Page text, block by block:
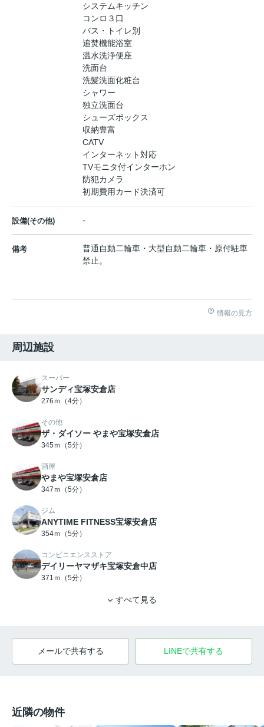
システムキッチン
コンロ３口
バス・トイレ別
追焚機能浴室
温水洗浄便座
洗面台
洗髪洗面化粧台
シャワー
独立洗面台
シューズボックス
収納豊富
CATV
インターネット対応
TVモニタ付インターホン
防犯カメラ
初期費用カード決済可
設備(その他) -
備考
普通自動二輪車・大型自動二輪車・原付駐車
禁止。
情報の見方
周辺施設
スーパー
サンディ宝塚安倉店
276ｍ（4分）
その他
ザ・ダイソー やまや宝塚安倉店
345ｍ（5分）
酒屋
やまや宝塚安倉店
347ｍ（5分）
ジム
ANYTIME FITNESS宝塚安倉店
354ｍ（5分）
コンビニエンスストア
デイリーヤマザキ宝塚安倉中店
371ｍ（5分）
すべて見る
メールで共有する LINEで共有する
近隣の物件